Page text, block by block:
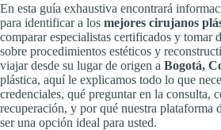
En esta guía exhaustiva encontrará
para identificar a los mejores cirujanos
comparar especialistas certificados y tomar
sobre procedimientos estéticos y
viajar desde su lugar de origen a Bogotá,
plástica, aquí le explicamos todo lo que
credenciales, qué preguntar en la consulta,
recuperación, y por qué nuestra plataforma
ser una opción ideal para usted.